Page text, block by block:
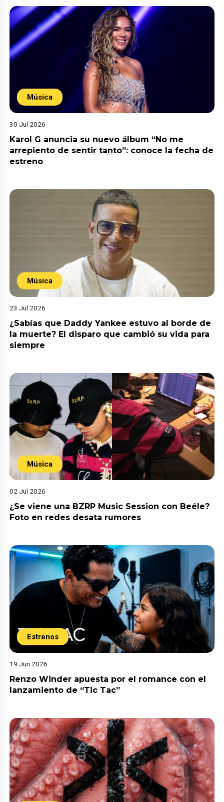
Música
30 Jul 2026
Karol G anuncia su nuevo álbum “No me
arrepiento de sentir tanto”: conoce la fecha de
estreno
Música
23 Jul 2026
¿Sabías que Daddy Yankee estuvo al borde de
la muerte? El disparo que cambió su vida para
siempre
Música
02 Jul 2026
¿Se viene una BZRP Music Session con Beéle?
Foto en redes desata rumores
Estrenos
19 Jun 2026
Renzo Winder apuesta por el romance con el
lanzamiento de “Tic Tac”